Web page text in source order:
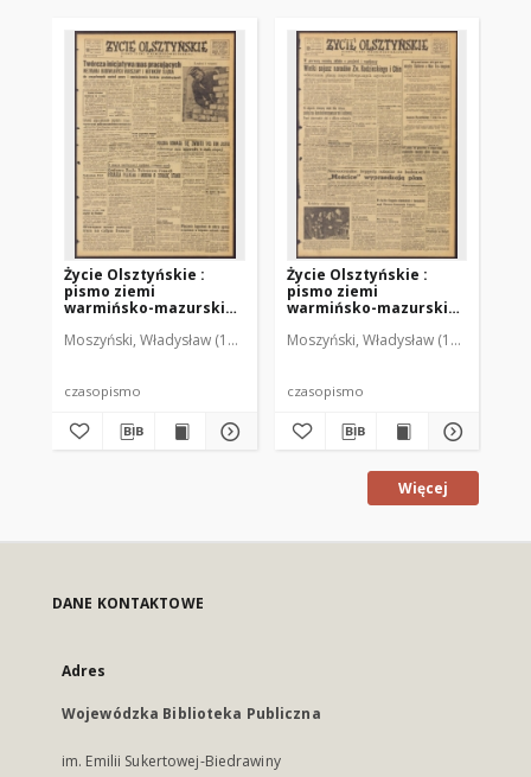
Życie Olsztyńskie :
pismo ziemi
warmińsko-mazurskiej,
Moszyński, Władysław (1922-2001). Red. Mroczkowski, Włodzimierz
czasopismo
Życie Olsztyńskie :
pismo ziemi
warmińsko-mazurskiej,
Moszyński, Władysław (1922-2001).
czasopismo
Więcej
DANE KONTAKTOWE
Adres
Wojewódzka Biblioteka Publiczna
im. Emilii Sukertowej-Biedrawiny